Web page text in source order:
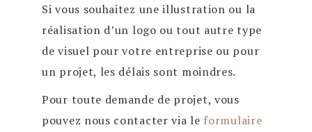
Si vous souhaitez une illustration ou la
réalisation d’un logo ou tout autre type
de visuel pour votre entreprise ou pour
un projet, les délais sont moindres.
Pour toute demande de projet, vous
pouvez nous contacter via le formulaire